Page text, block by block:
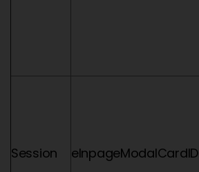
Session eInpageModalCardID